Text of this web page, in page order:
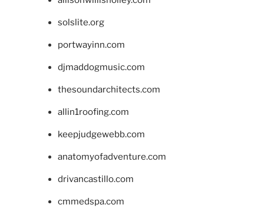
solslite.org
portwayinn.com
djmaddogmusic.com
thesoundarchitects.com
allin1roofing.com
keepjudgewebb.com
anatomyofadventure.com
drivancastillo.com
cmmedspa.com